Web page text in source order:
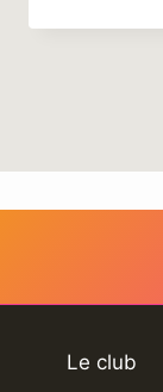
Le club